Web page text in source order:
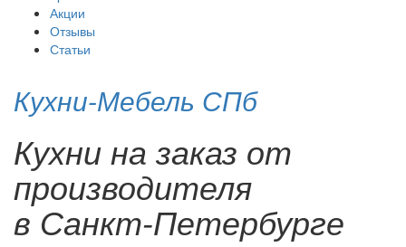
Акции
Отзывы
Статьи
Кухни-Мебель СПб
Кухни на заказ от
производителя
в Санкт-Петербурге